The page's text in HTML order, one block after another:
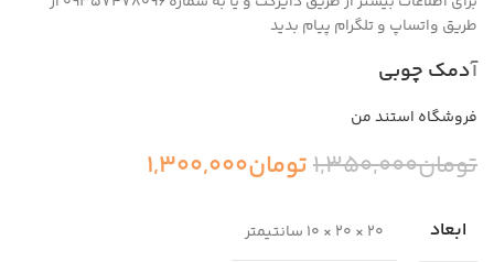
طریق واتساپ و تلگرام پیام بدید
آدمک چوبی
فروشگاه استند من
تومان1,350,000تومان1,300,000
ابعاد 20 × 20 × 10 سانتیمتر